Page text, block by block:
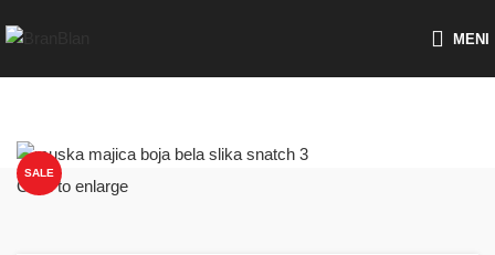
MENI
SALE
Click to enlarge
Besplatna dostava za porudžbine preko